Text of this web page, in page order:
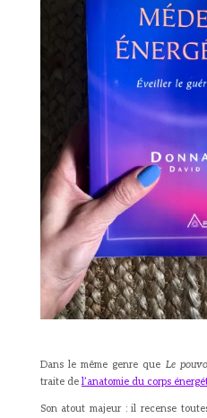
Dans le même genre que Le
traite de l’anatomie du corps
Son atout majeur : il recense